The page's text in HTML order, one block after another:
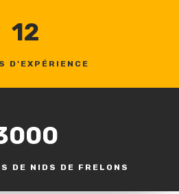
12
D'EXPÉRIENCE
DE NIDS DE FRELONS